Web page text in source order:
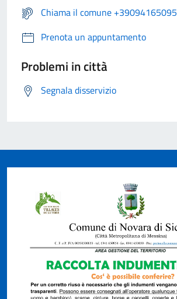
Chiama il comune +39094165095
Prenota un appuntamento
Problemi in città
Segnala disservizio